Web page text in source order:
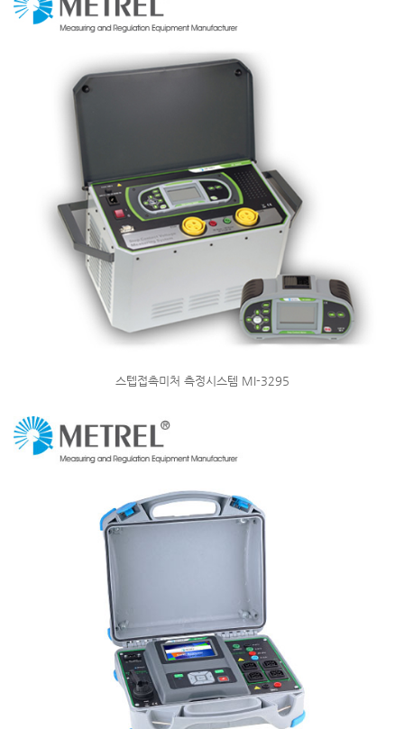
스텝접촉미처 측정시스템 MI-3295